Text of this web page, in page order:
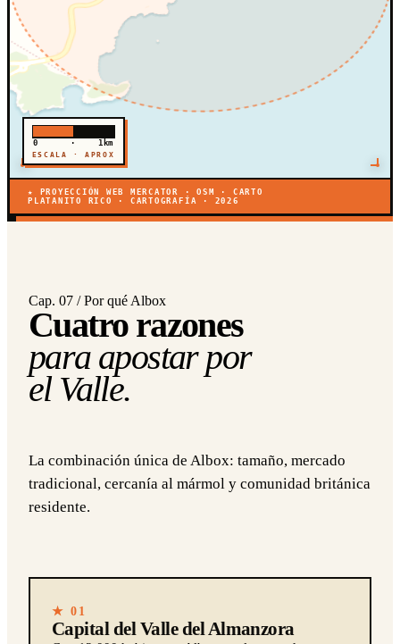
0 · 1km
ESCALA · APROX
★ PROYECCIÓN WEB MERCATOR · OSM · CARTO
PLATANITO RICO · CARTOGRAFÍA · 2026
Cap. 07 / Por qué Albox
Cuatro razones
para apostar por
el Valle.
La combinación única de Albox: tamaño, mercado
tradicional, cercanía al mármol y comunidad británica
residente.
★ 01
Capital del Valle del Almanzora